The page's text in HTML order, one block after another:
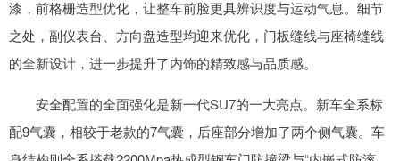
漆，前格栅造型优化，让整车前脸更具辨识度与运动气息。细节
之处，副仪表台、方向盘造型均迎来优化，门板缝线与座椅缝线
的全新设计，进一步提升了内饰的精致感与品质感。
安全配置的全面强化是新一代SU7的一大亮点。新车全系标
配9气囊，相较于老款的7气囊，后座部分增加了两个侧气囊。车